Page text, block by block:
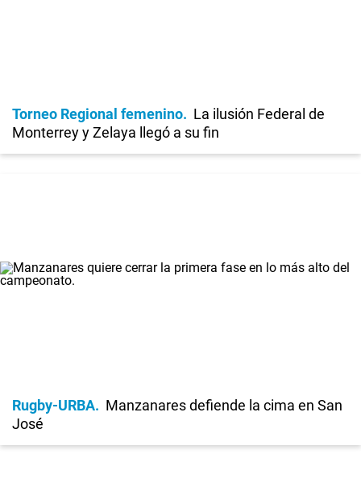
Torneo Regional femenino
La ilusión Federal de
Monterrey y Zelaya llegó a su fin
Rugby-URBA
Manzanares defiende la cima en San
José